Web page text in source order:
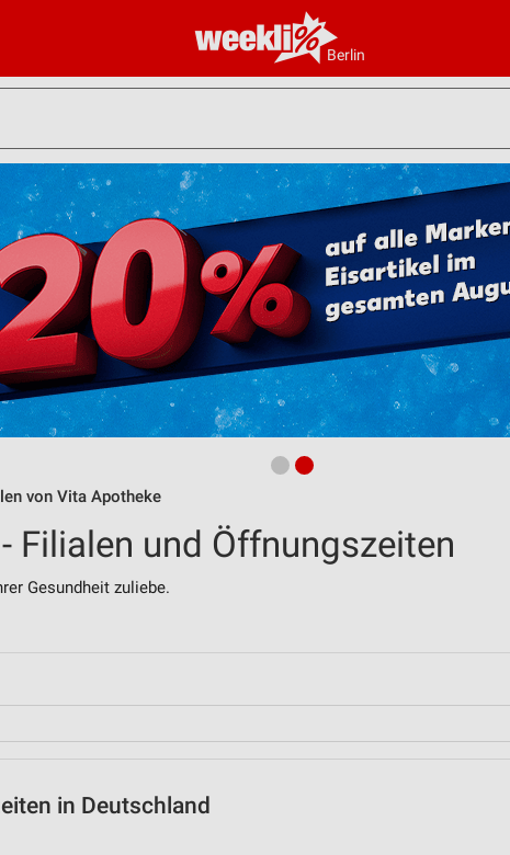
Berlin
von Vita Apotheke
Filialen und Öffnungszeiten
Gesundheit zuliebe.
in Deutschland